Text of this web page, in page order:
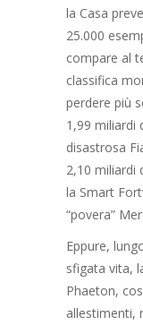
la Casa
25.000
compare al
classifica
perdere più
1,99 miliardi
disastrosa
2,10 miliardi
la Smart
“povera”
Eppure,
sfigata vita,
Phaeton,
allestimenti,